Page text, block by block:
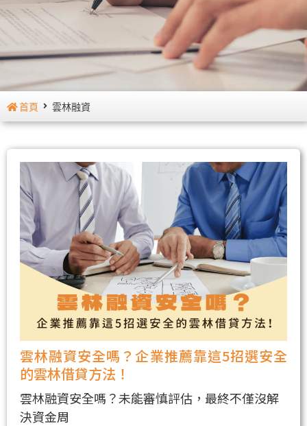
首頁 雲林融資
雲林融資安全嗎？企業推薦靠這5招選安全
的雲林借貸方法！
雲林融資安全嗎？未能審慎評估，最終不僅沒解
決資金周